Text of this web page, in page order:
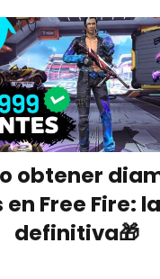
obtener
Free Fire:
definitiva🎁